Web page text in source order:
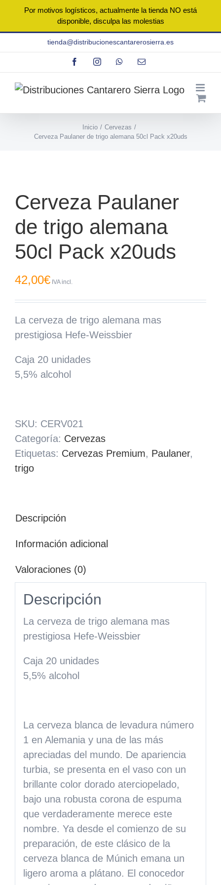
Por motivos logísticos, actualmente la tienda NO está
disponible, disculpa las molestias
al
tienda@distribucionescantarerosierra.es
FacebookInstagramWhatsAppCorreo
Inicio
Cervezas
Cerveza Paulaner de trigo alemana 50cl Pack x20uds
Cerveza Paulaner
de trigo alemana
50cl Pack x20uds
42,00€ IVA incl.
La cerveza de trigo alemana mas
prestigiosa Hefe-Weissbier
Caja 20 unidades
5,5% alcohol
SKU: CERV021
Categoría: Cervezas
Etiquetas: Cervezas Premium, Paulaner,
trigo
Descripción
Información adicional
Valoraciones (0)
Descripción
La cerveza de trigo alemana mas
prestigiosa Hefe-Weissbier
Caja 20 unidades
5,5% alcohol
La cerveza blanca de levadura número
1 en Alemania y una de las más
apreciadas del mundo. De apariencia
turbia, se presenta en el vaso con un
brillante color dorado aterciopelado,
bajo una robusta corona de espuma
que verdaderamente merece este
nombre. Ya desde el comienzo de su
preparación, de este clásico de la
cerveza blanca de Múnich emana un
ligero aroma a plátano. El conocedor